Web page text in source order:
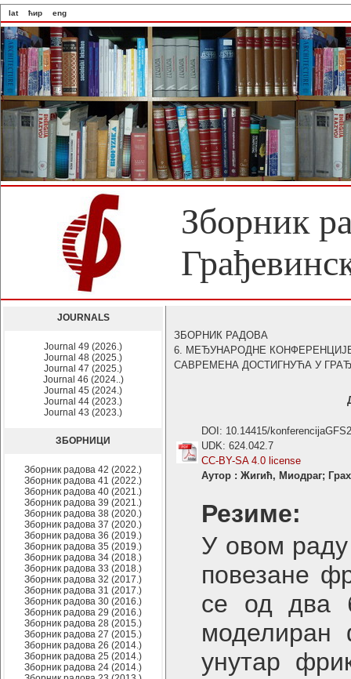
lat ћир eng
Зборник
JOURNALS
Journal 49 (2026.)
Journal 48 (2025.)
Journal 47 (2025.)
Journal 46 (2024..)
Journal 45 (2024.)
Journal 44 (2023.)
Journal 43 (2023.)
ЗБОРНИЦИ
Зборник радова 42 (2022.)
Зборник радова 41 (2022.)
Зборник радова 40 (2021.)
Зборник радова 39 (2021.)
Зборник радова 38 (2020.)
Зборник радова 37 (2020.)
Зборник радова 36 (2019.)
Зборник радова 35 (2019.)
Зборник радова 34 (2018.)
Зборник радова 33 (2018.)
Зборник радова 32 (2017.)
Зборник радова 31 (2017.)
Зборник радова 30 (2016.)
Зборник радова 29 (2016.)
Зборник радова 28 (2015.)
Зборник радова 27 (2015.)
Зборник радова 26 (2014.)
Зборник радова 25 (2014.)
Зборник радова 24 (2014.)
ЗБОРНИК РАДОВА
6. МЕЂУНАРОДНЕ
САВРЕМЕНА ДОСТИГНУЋА У
DOI: 10.14415/
UDK: 624.042.7
CC-BY-SA 4.0 license
Аутор : Жигић, Миодраг;
Резиме:
У овом раду
повезане
се од два
моделиран
унутар